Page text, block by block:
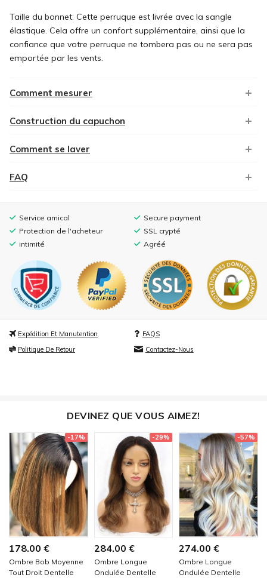
Taille du bonnet: Cette perruque est livrée avec la sangle
élastique. Cela offre un confort supplémentaire, ainsi que la
confiance que votre perruque ne tombera pas ou ne sera pas
emportée par les vents.
Comment mesurer
Construction du capuchon
Comment se laver
FAQ
Service amical
Secure payment
Protection de l'acheteur
SSL crypté
intimité
Agréé
Expédition Et Manutention
FAQS
Politique De Retour
Contactez-Nous
DEVINEZ QUE VOUS AIMEZ!
-17%
178.00 €
Ombre Bob Moyenne
Tout Droit Dentelle
-29%
284.00 €
Ombre Longue
Ondulée Dentelle
-57%
274.00 €
Ombre Longue
Ondulée Dentelle